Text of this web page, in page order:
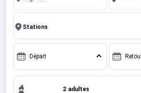
week-end ou pour 7 jours en
Aime 2000 , en famille ou entre
parfaite pour créer des souvenirs
vacances au ski.
Départ
2 adultes